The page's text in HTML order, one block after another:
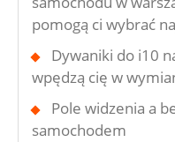
pomogą ci wybrać
Dywaniki do i10
wpędzą cię w
Pole widzenia a
samochodem